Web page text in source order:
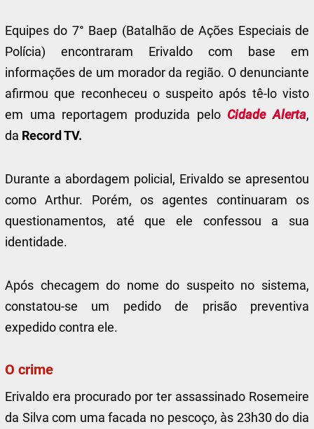
Equipes do 7° Baep (Batalhão de Ações Especiais de
Polícia) encontraram Erivaldo com base em
informações de um morador da região. O denunciante
afirmou que reconheceu o suspeito após tê-lo visto
em uma reportagem produzida pelo Cidade Alerta,
da Record TV.
Durante a abordagem policial, Erivaldo se apresentou
como Arthur. Porém, os agentes continuaram os
questionamentos, até que ele confessou a sua
identidade.
Após checagem do nome do suspeito no sistema,
constatou-se um pedido de prisão preventiva
expedido contra ele.
O crime
Erivaldo era procurado por ter assassinado Rosemeire
da Silva com uma facada no pescoço, às 23h30 do dia